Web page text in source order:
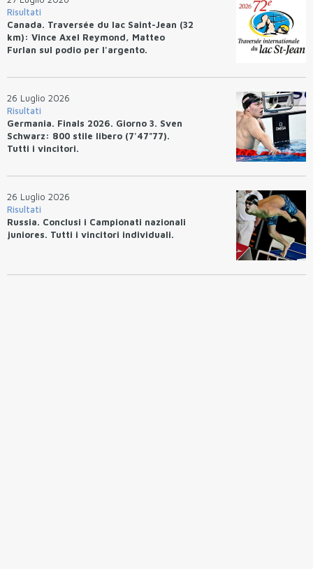
Risultati
Canada. Traversée du lac Saint-Jean (32
km): Vince Axel Reymond, Matteo
Furlan sul podio per l'argento.
26 Luglio 2026
Risultati
Germania. Finals 2026. Giorno 3. Sven
Schwarz: 800 stile libero (7'47"77).
Tutti i vincitori.
26 Luglio 2026
Risultati
Russia. Conclusi i Campionati nazionali
juniores. Tutti i vincitori individuali.